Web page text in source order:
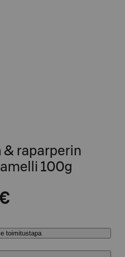
& raparperin
100g
toimitustapa